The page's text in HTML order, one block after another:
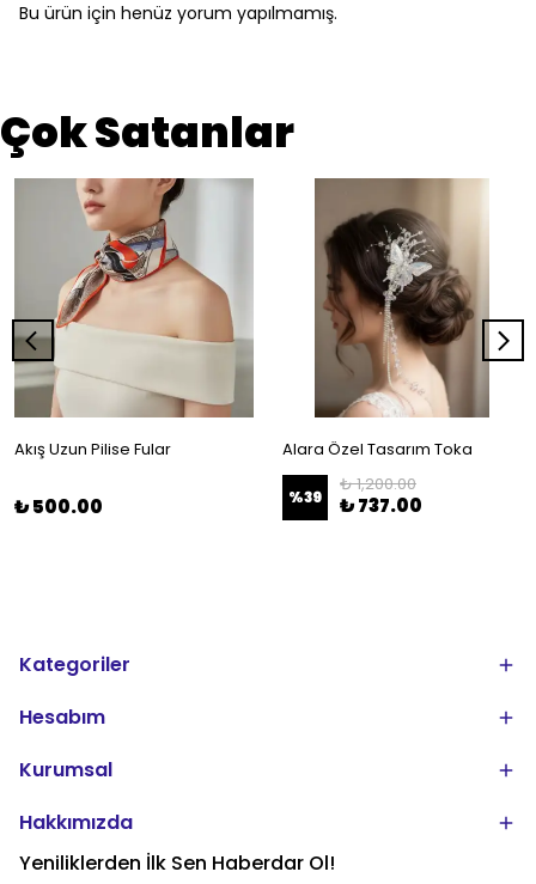
Bu ürün için henüz yorum yapılmamış.
Çok Satanlar
Akış Uzun Pilise Fular
₺ 500.00
Alara Özel Tasarım Toka
%39
₺ 1,200.00
₺ 737.00
Kategoriler
Hesabım
Kurumsal
Hakkımızda
Yeniliklerden İlk Sen Haberdar Ol!